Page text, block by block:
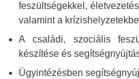
feszültségekkel,
valamint a
A családi, szociális
készítése és
Ügyintézésben